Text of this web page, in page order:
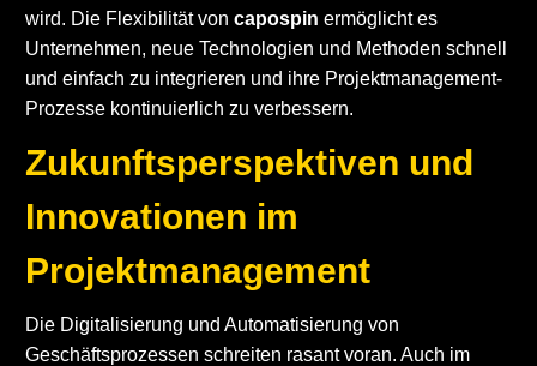
wird. Die Flexibilität von capospin ermöglicht es
Unternehmen, neue Technologien und Methoden schnell
und einfach zu integrieren und ihre Projektmanagement-
Prozesse kontinuierlich zu verbessern.
Zukunftsperspektiven und
Innovationen im
Projektmanagement
Die Digitalisierung und Automatisierung von
Geschäftsprozessen schreiten rasant voran. Auch im